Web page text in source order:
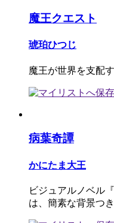
魔王クエスト
琥珀ひつじ
魔王が世界を支配
病葉奇譚
かにたま大王
ビジュアルノベル
は、簡素な背景つ